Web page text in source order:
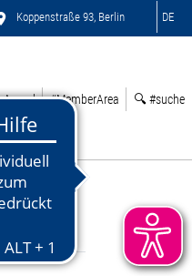
Koppenstraße 93, Berlin DE
#MemberArea 🔍 #suche